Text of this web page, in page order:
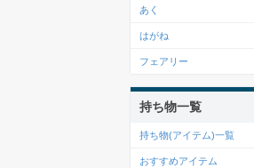
あく
はがね
フェアリー
持ち物一覧
持ち物(アイテム)一覧
おすすめアイテム